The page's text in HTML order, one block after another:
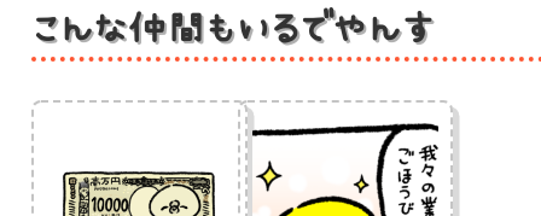
こんな仲間もいるでやんす